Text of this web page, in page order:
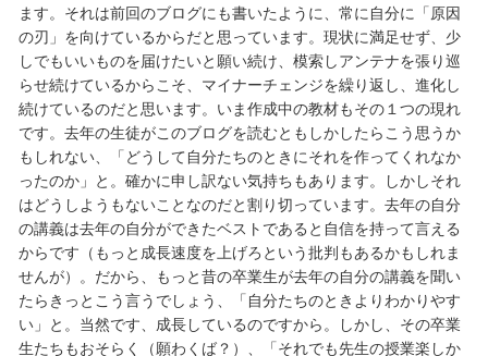
ます。それは前回のブログにも書いたように、常に自分に「原因
の刃」を向けているからだと思っています。現状に満足せず、少
しでもいいものを届けたいと願い続け、模索しアンテナを張り巡
らせ続けているからこそ、マイナーチェンジを繰り返し、進化し
続けているのだと思います。いま作成中の教材もその１つの現れ
です。去年の生徒がこのブログを読むともしかしたらこう思うか
もしれない、「どうして自分たちのときにそれを作ってくれなか
ったのか」と。確かに申し訳ない気持ちもあります。しかしそれ
はどうしようもないことなのだと割り切っています。去年の自分
の講義は去年の自分ができたベストであると自信を持って言える
からです（もっと成長速度を上げろという批判もあるかもしれま
せんが）。だから、もっと昔の卒業生が去年の自分の講義を聞い
たらきっとこう言うでしょう、「自分たちのときよりわかりやす
い」と。当然です、成長しているのですから。しかし、その卒業
生たちもおそらく（願わくば？）、「それでも先生の授業楽しか